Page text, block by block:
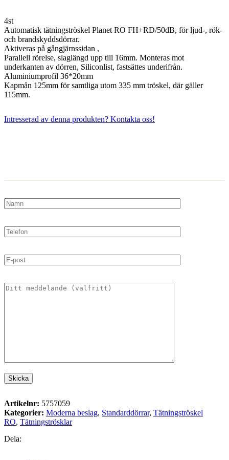
4st
Automatisk tätningströskel Planet RO FH+RD/50dB, för ljud-, rök-
och brandskyddsdörrar.
Aktiveras på gångjärnssidan ,
Parallell rörelse, slaglängd upp till 16mm. Monteras mot
underkanten av dörren, Siliconlist, fastsättes underifrån.
Aluminiumprofil 36*20mm
Kapmån 125mm för samtliga utom 335 mm tröskel, där gäller
115mm.
Intresserad av denna produkten? Kontakta oss!
Artikelnr: 5757059
Kategorier: Moderna beslag, Standarddörrar, Tätningströskel
RO, Tätningströsklar
Dela: